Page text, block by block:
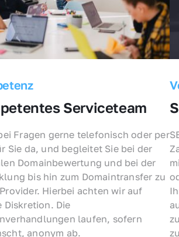
Serviceteam
Fragen gerne telefonisch oder per
Sie da, und begleitet Sie bei der
Domainbewertung und bei der
bis hin zum Domaintransfer zu
Hierbei achten wir auf
Diskretion. Die
laufen, sofern
anonym ab.